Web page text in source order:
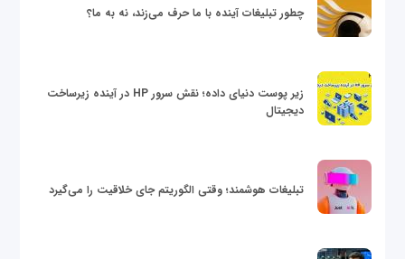
چطور تبلیغات آینده با ما حرف می‌زند، نه به ما؟
زیر پوست دنیای داده؛ نقش سرور HP در آینده زیرساخت
دیجیتال
تبلیغات هوشمند؛ وقتی الگوریتم جای خلاقیت را می‌گیرد